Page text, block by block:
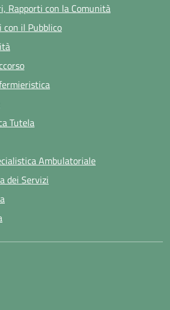
Rapporti con la Comunità
con il Pubblico
Tutela
Ambulatoriale
dei Servizi